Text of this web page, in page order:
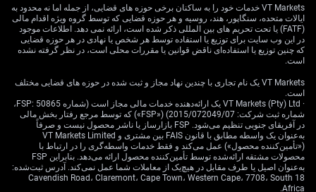
در نهایت، انتظار داریم نوسان ضمنی (Implied Volatility) در
دارایی‌های ژاپنی افزایش یابد. افزایش عدم‌قطعیت درباره گام
بعدی بانک مرکزی ژاپن، راهبردهای خرید نوسان (Long
USD/JPY را جذاب می‌کند. همچنین به دنبال فروش
قراردادهای آتی اوراق قرضه دولتی ژاپن خواهیم بود، زیرا هر
نشانه‌ای از عادی‌سازی سیاست پولی، بازدهی‌ها را بالاتر
خواهد برد.
VT Markets خدمات خود را به ساکنان برخی حوزه های قضایی، از جمله اما نه محدود به
ایالات متحده، سنگاپور، هند، روسیه و هر حوزه قضایی که توسط گروه ویژه اقدام مالی
(FATF) یا تحت تحریم های بین المللی ذکر شده است، ارائه نمی دهد. اطلاعات موجود
در این وب سایت برای توزیع یا استفاده توسط هر شخص یا نهادی در هر حوزه قضایی
که چنین توزیع یا استفاده‌ای ناقض قوانین یا مقررات محلی است، در نظر گرفته نشده
است.
VT Markets یک نام تجاری با چندین نهاد مجاز و ثبت شده در حوزه های قضایی مختلف
است.
· VT Markets (Pty) Ltd یک ارائه‌دهنده خدمات مالی مجاز است (شماره FSP: 50865،
شماره ثبت شرکت: 2015/072049/07) («FSP») که توسط مرجع رفتار بخش مالی
در آفریقای جنوبی تنظیم می‌شود. FSP بازارساز یا ناشر محصول نیست و صرفاً
به‌عنوان یک واسطه مطابق با قانون FAIS بین مشتری و VT Markets Limited
(«تأمین‌کننده محصول») عمل می‌کند و فقط خدمات واسطه‌گری را در ارتباط با
محصولات مشتقه ارائه‌شده توسط تأمین‌کننده محصول ارائه می‌دهد. بنابراین FSP
به‌عنوان اصیل یا طرف مقابل در هیچ‌یک از معاملات شما عمل نمی‌کند. آدرس ثبت‌شده:
18 Cavendish Road، Claremont، Cape Town، Western Cape، 7708، South
Africa.